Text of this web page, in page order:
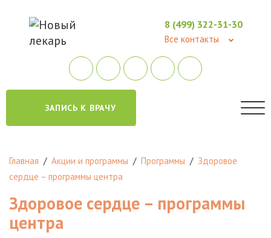
8 (499) 322-31-30
Все контакты
ЗАПИСЬ К ВРАЧУ
Главная / Акции и программы / Программы / Здоровое
сердце – программы центра
Здоровое сердце – программы
центра